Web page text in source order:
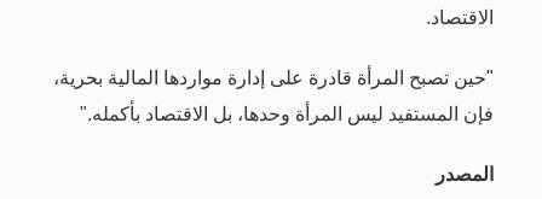
الاقتصاد.
"حين تصبح المرأة قادرة على إدارة مواردها المالية بحرية،
فإن المستفيد ليس المرأة وحدها، بل الاقتصاد بأكمله."
المصدر